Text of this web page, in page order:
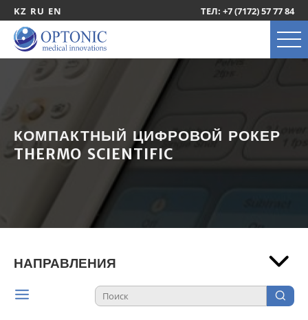
KZ RU EN ТЕЛ: +7 (7172) 57 77 84
КОМПАКТНЫЙ ЦИФРОВОЙ РОКЕР
THERMO SCIENTIFIC
НАПРАВЛЕНИЯ